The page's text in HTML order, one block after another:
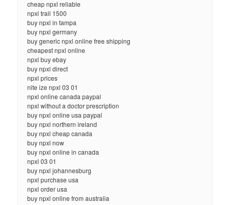
cheap npxl reliable
npxl trail 1500
buy npxl in tampa
buy npxl germany
buy generic npxl online free shipping
cheapest npxl online
npxl buy ebay
buy npxl direct
npxl prices
nite ize npxl 03 01
npxl online canada paypal
npxl without a doctor prescription
buy npxl online usa paypal
buy npxl northern ireland
buy npxl cheap canada
buy npxl now
buy npxl online in canada
npxl 03 01
buy npxl johannesburg
npxl purchase usa
npxl order usa
buy npxl online from australia